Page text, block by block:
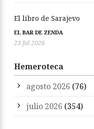
El libro de Sarajevo
EL BAR DE ZENDA
23 Jul 2026
Hemeroteca
agosto 2026 (76)
julio 2026 (354)